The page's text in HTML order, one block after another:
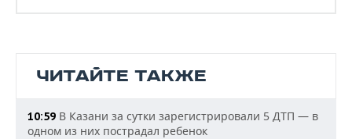
ЧИТАЙТЕ ТАКЖЕ
10:59 В Казани за сутки зарегистрировали 5 ДТП — в
одном из них пострадал ребенок